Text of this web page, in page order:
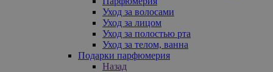
Уход за волосами
Уход за лицом
Уход за полостью рта
Уход за телом, ванна
Подарки парфюмерия
Назад